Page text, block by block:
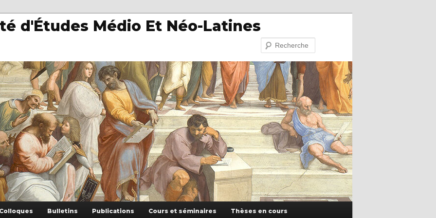
d'Études Médio Et Néo-Latines
Recherche
Colloques Bulletins Publications Cours et séminaires Thèses en cours